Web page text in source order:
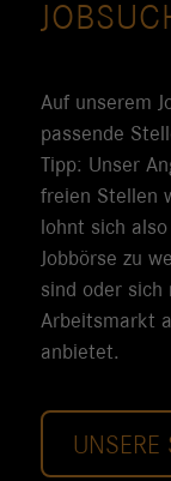
Auf unserem
passende
Tipp: Unser
freien Stellen
lohnt sich
Jobbörse zu
sind oder sich
Arbeitsmarkt
anbietet.
UNSERE